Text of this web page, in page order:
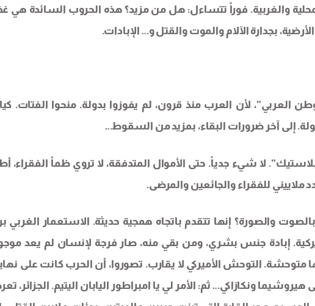
والغربية. فوراً تتساءل: هل من مزيد؟ هذه الحروب السائدة هي
بجدارة الآلام والموت والقتل و… الإبادات.
العربي”، لأن العرب منذ قرون، لم يفوزوا بدولة. منحوا الفتات.
إلى آخر ضرورات البقاء، بمزيد من السقوط…
لا شيء جدياً. حتى الأموال المتدفقة، لا تروي ظمأ الفقراء،
ملاييني للفقراء والجائعين والمرضى.
والصورة؟ إنها تتقدم باتجاه همجية حديثة. الاستعمار الغربي
إبادة جنس بشري، ومن بقي منه، صار فرجة لإنسان لم يعد
متوحشة. التوحش الأميركي لا يقارب. تصوروا، أن الحرب كانت على
ونكازاكي… ثم: الأمر لي يا امبراطور اليابان اليتيم. الجزائر،